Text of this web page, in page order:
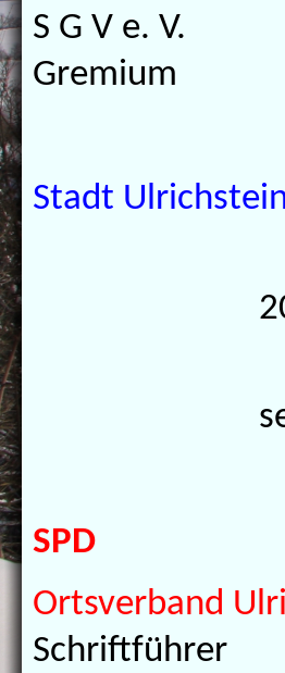
S G V e.
Gremium
Stadt
2018 -
seit
SPD
Ortsverband